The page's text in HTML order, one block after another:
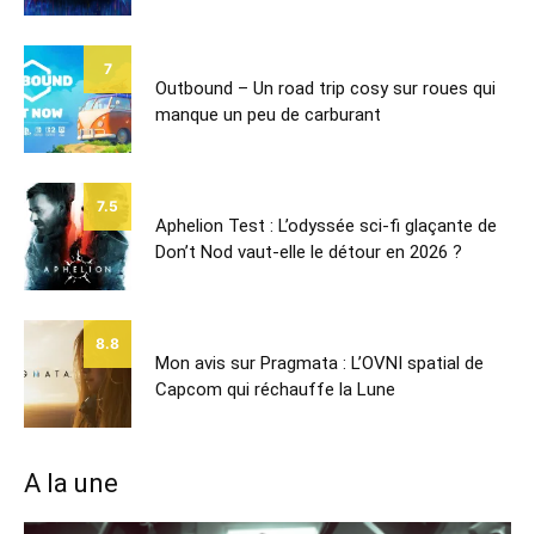
7
Outbound – Un road trip cosy sur roues qui
manque un peu de carburant
7.5
Aphelion Test : L’odyssée sci-fi glaçante de
Don’t Nod vaut-elle le détour en 2026 ?
8.8
Mon avis sur Pragmata : L’OVNI spatial de
Capcom qui réchauffe la Lune
A la une